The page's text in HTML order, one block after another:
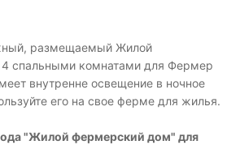
размещаемый Жилой
спальными комнатами для Фермер
внутренне освещение в ночное
его на свое ферме для жилья.
"Жилой фермерский дом" для